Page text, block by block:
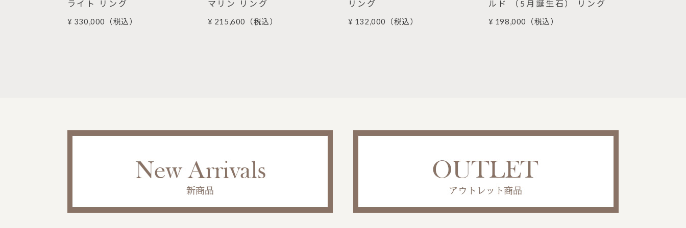
ライト リング
¥ 330,000 （税込）
マリン リング
¥ 215,600 （税込）
リング
¥ 132,000 （税込）
ルド （5月誕生石） リング
¥ 198,000 （税込）